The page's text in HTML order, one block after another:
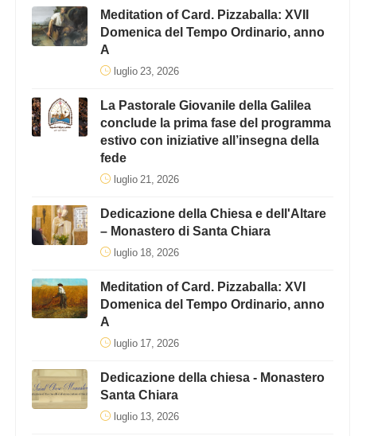
Meditation of Card. Pizzaballa: XVII
Domenica del Tempo Ordinario, anno
A
luglio 23, 2026
La Pastorale Giovanile della Galilea
conclude la prima fase del programma
estivo con iniziative all’insegna della
fede
luglio 21, 2026
Dedicazione della Chiesa e dell'Altare
– Monastero di Santa Chiara
luglio 18, 2026
Meditation of Card. Pizzaballa: XVI
Domenica del Tempo Ordinario, anno
A
luglio 17, 2026
Dedicazione della chiesa - Monastero
Santa Chiara
luglio 13, 2026